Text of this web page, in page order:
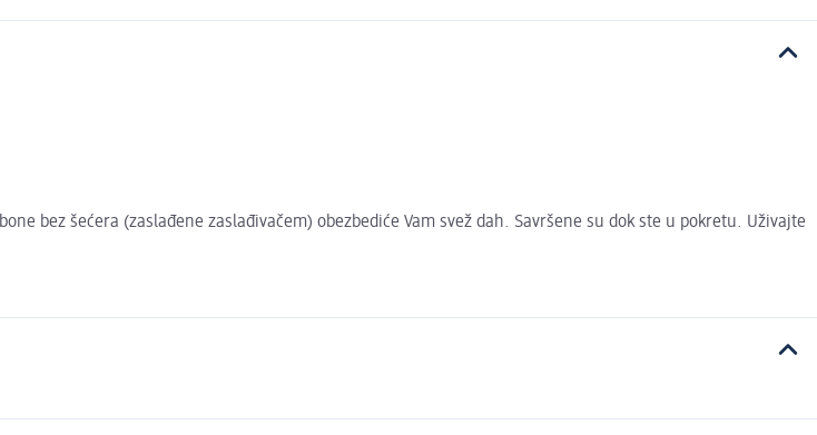
bez šećera (zaslađene zaslađivačem) obezbediće Vam svež dah. Savršene su dok ste u pokretu. Uživajte